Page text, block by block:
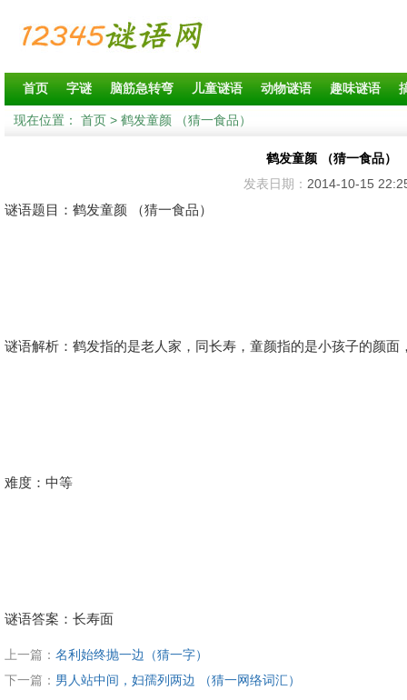
首页 字谜 脑筋急转弯 儿童谜语 动物谜语 趣味谜语
现在位置： 首页 > 鹤发童颜 （猜一食品）
鹤发童颜 （猜一食品）
发表日期： 2014-10-15
谜语题目：鹤发童颜 （猜一食品）
谜语解析：鹤发指的是老人家，同长寿，童颜指的是小孩子的颜面
难度：中等
谜语答案：长寿面
上一篇： 名利始终抛一边（猜一字）
下一篇： 男人站中间，妇孺列两边 （猜一网络词汇）